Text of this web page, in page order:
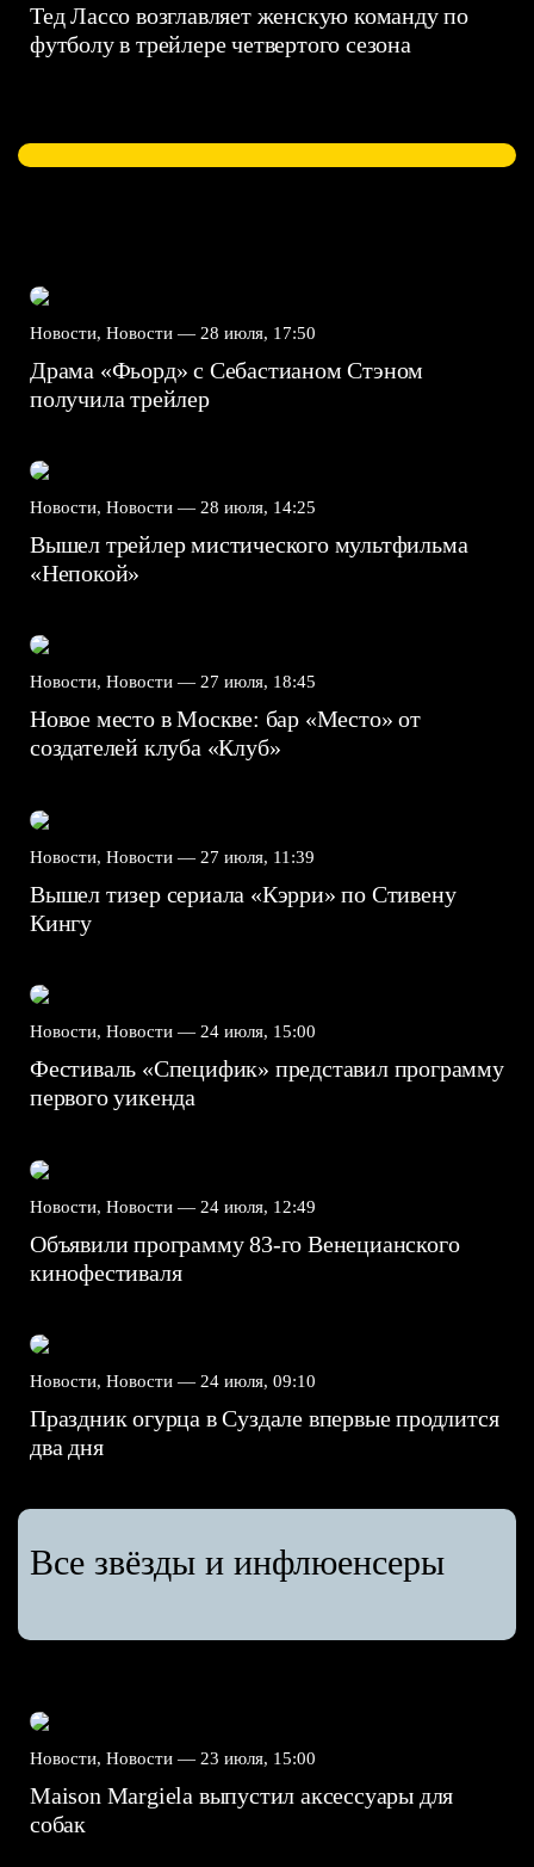
Тед Лассо возглавляет женскую команду по
футболу в трейлере четвертого сезона
Новости, Новости — 28 июля, 17:50
Драма «Фьорд» с Себастианом Стэном
получила трейлер
Новости, Новости — 28 июля, 14:25
Вышел трейлер мистического мультфильма
«Непокой»
Новости, Новости — 27 июля, 18:45
Новое место в Москве: бар «Место» от
создателей клуба «Клуб»
Новости, Новости — 27 июля, 11:39
Вышел тизер сериала «Кэрри» по Стивену
Кингу
Новости, Новости — 24 июля, 15:00
Фестиваль «Специфик» представил программу
первого уикенда
Новости, Новости — 24 июля, 12:49
Объявили программу 83-го Венецианского
кинофестиваля
Новости, Новости — 24 июля, 09:10
Праздник огурца в Суздале впервые продлится
два дня
Все звёзды и инфлюенсеры
Новости, Новости — 23 июля, 15:00
Maison Margiela выпустил аксессуары для
собак